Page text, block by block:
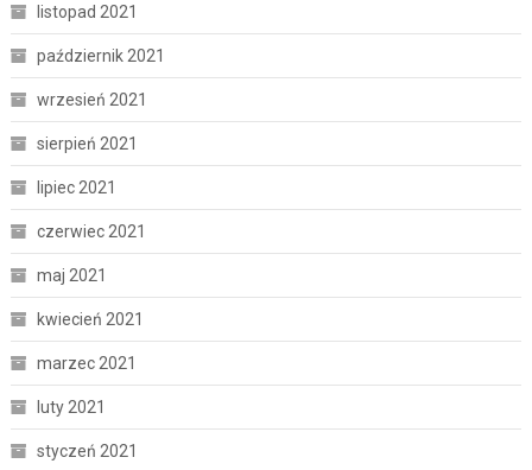
listopad 2021
październik 2021
wrzesień 2021
sierpień 2021
lipiec 2021
czerwiec 2021
maj 2021
kwiecień 2021
marzec 2021
luty 2021
styczeń 2021